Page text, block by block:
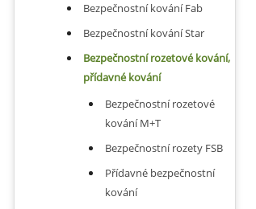
Bezpečnostní kování Fab
Bezpečnostní kování Star
Bezpečnostní rozetové kování,
přídavné kování
Bezpečnostní rozetové
kování M+T
Bezpečnostní rozety FSB
Přídavné bezpečnostní
kování